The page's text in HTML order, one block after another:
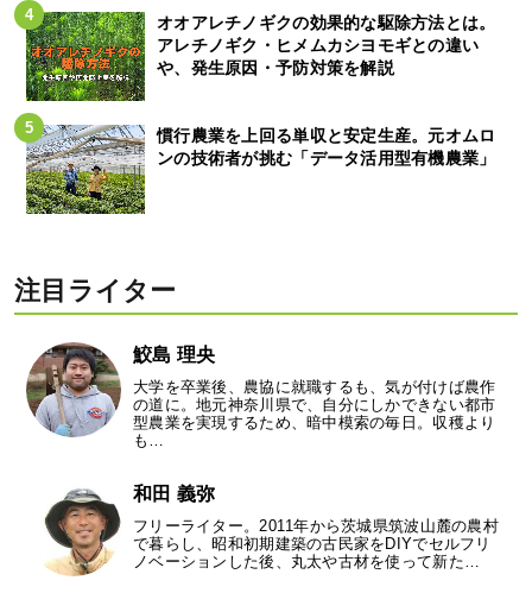
オオアレチノギクの効果的な駆除方法とは。
アレチノギク・ヒメムカシヨモギとの違い
や、発生原因・予防対策を解説
慣行農業を上回る単収と安定生産。元オムロ
ンの技術者が挑む「データ活用型有機農業」
注目ライター
鮫島 理央
大学を卒業後、農協に就職するも、気が付けば農作
の道に。地元神奈川県で、自分にしかできない都市
型農業を実現するため、暗中模索の毎日。収穫より
も…
和田 義弥
フリーライター。2011年から茨城県筑波山麓の農村
で暮らし、昭和初期建築の古民家をDIYでセルフリ
ノベーションした後、丸太や古材を使って新た…